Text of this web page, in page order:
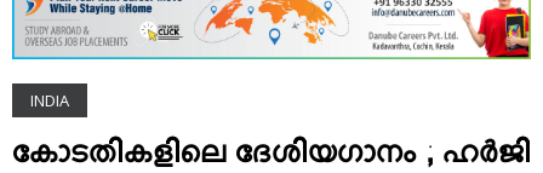
LIFESTYLE
TECH & AUTO
SOCIAL SPHERE
EDITORIAL
INDIA
കോടതികളിലെ ദേശിയഗാനം ; ഹര്‍ജി